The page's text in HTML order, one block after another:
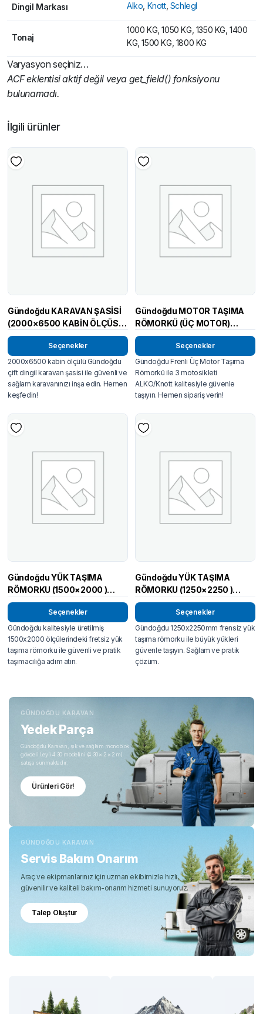
Dingil Markası Alko Knott, Schlegl
Tonaj
1000 KG, 1050 KG, 1350 KG, 1400
KG, 1500 KG, 1800 KG
Varyasyon seçiniz…
ACF eklentisi aktif değil veya get_field() fonksiyonu
bulunamadı.
İlgili ürünler
Gündoğdu KARAVAN ŞASİSİ
(2000×6500 KABİN ÖLÇÜSÜ)
ÇİFT DİNGİL
Seçenekler
2000x6500 kabin ölçülü Gündoğdu
çift dingil karavan şasisi ile güvenli ve
sağlam karavanınızı inşa edin. Hemen
keşfedin!
Gündoğdu MOTOR TAŞIMA
RÖMORKÜ (ÜÇ MOTOR)
FRENLİ
Seçenekler
Gündoğdu Frenli Üç Motor Taşıma
Römorkü ile 3 motosikleti
ALKO/Knott kalitesiyle güvenle
taşıyın. Hemen sipariş verin!
Gündoğdu YÜK TAŞIMA
RÖMORKU (1500×2000 )
FRENSİZ
Seçenekler
Gündoğdu kalitesiyle üretilmiş
1500x2000 ölçülerindeki fretsiz yük
taşıma römorku ile güvenli ve pratik
taşımacılığa adım atın.
Gündoğdu YÜK TAŞIMA
RÖMORKU (1250×2250 )
FRENSİZ
Seçenekler
Gündoğdu 1250x2250mm frensiz yük
taşıma römorku ile büyük yükleri
güvenle taşıyın. Sağlam ve pratik
çözüm.
GÜNDOĞDU KARAVAN
Yedek Parça
Gündoğdu Karavan, şık ve sağlam monoblok
gövdeli Leyli 4.30 modelini (4.30 × 2 × 2 m)
satışa sunmaktadır.
Ürünleri Gör!
GÜNDOĞDU KARAVAN
Servis Bakım Onarım
Araç ve ekipmanlarınız için uzman ekibimizle hızlı,
güvenilir ve kaliteli bakım-onarım hizmeti sunuyoruz.
Talep Oluştur